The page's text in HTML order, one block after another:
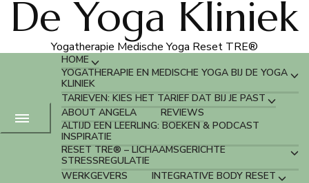
De Yoga Kliniek
Yogatherapie Medische Yoga Reset TRE®
HOME
YOGATHERAPIE EN MEDISCHE YOGA BIJ DE YOGA
KLINIEK
TARIEVEN: KIES HET TARIEF DAT BIJ JE PAST
ABOUT ANGELA
REVIEWS
ALTIJD EEN LEERLING: BOEKEN & PODCAST
INSPIRATIE
RESET TRE® – LICHAAMSGERICHTE
STRESSREGULATIE
WERKGEVERS
INTEGRATIVE BODY RESET